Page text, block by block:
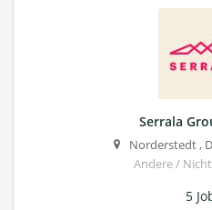
Serrala
Norderstedt,
Andere /
5